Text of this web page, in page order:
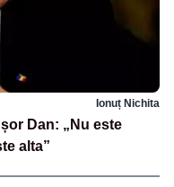
Ionuț Nichita
Dan: „Nu este
alta”